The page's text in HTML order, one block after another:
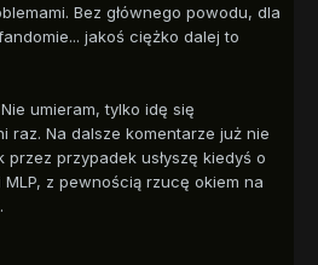
Bez głównego powodu, dla
jakoś ciężko dalej to
umieram, tylko idę się
raz. Na dalsze komentarze już nie
przez przypadek usłyszę kiedyś o
z pewnością rzucę okiem na